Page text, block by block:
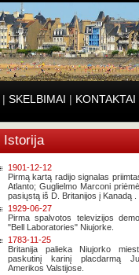
| SKELBIMAI | KONTAKTAI
Istorija
1901-12-12
Pirmą kartą radijo signalas
Atlanto; Guglielmo Marconi
pasiųstą iš D. Britanijos į Kanadą .
1929-06-27
Pirma spalvotos televizijos
"Bell Laboratories" Niujorke.
1783-11-25
Britanija palieka Niujorko
paskutinį karinį placdarmą
Amerikos Valstijose.